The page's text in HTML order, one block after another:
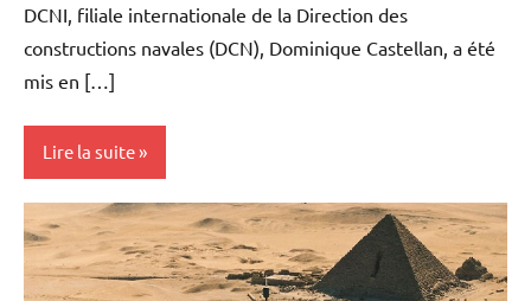
DCNI, filiale internationale de la Direction des
constructions navales (DCN), Dominique Castellan, a été
mis en […]
Lire la suite
Actualités
Armement